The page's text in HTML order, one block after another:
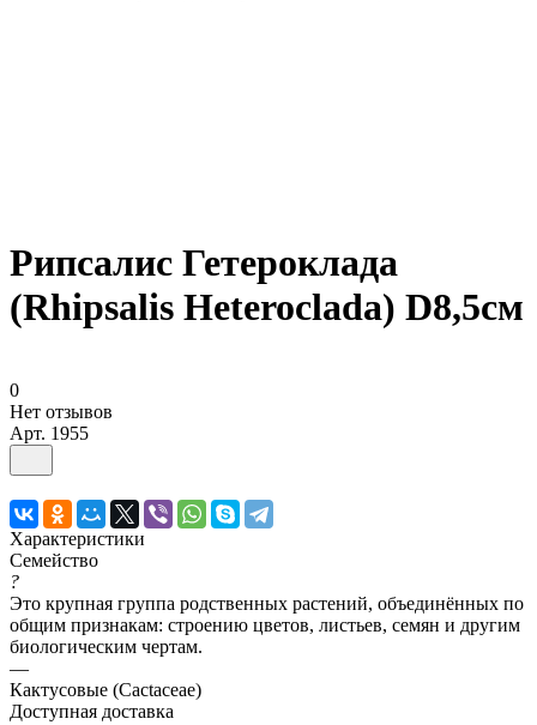
Рипсалис Гетероклада
(Rhipsalis Heteroclada) D8,5см
0
Нет отзывов
Арт. 1955
Характеристики
Семейство
?
Это крупная группа родственных растений, объединённых по
общим признакам: строению цветов, листьев, семян и другим
биологическим чертам.
—
Кактусовые (Cactaceae)
Доступная доставка